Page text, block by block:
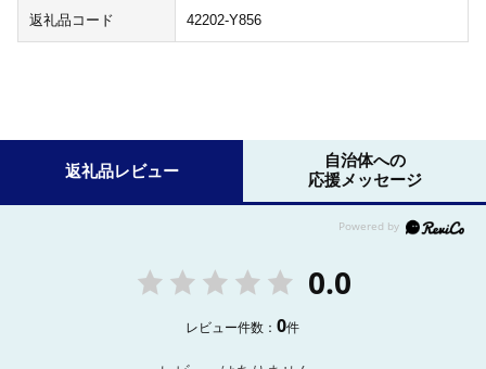
返礼品コード 42202-Y856
返礼品レビュー
自治体への
応援メッセージ
0.0
レビュー件数：0件